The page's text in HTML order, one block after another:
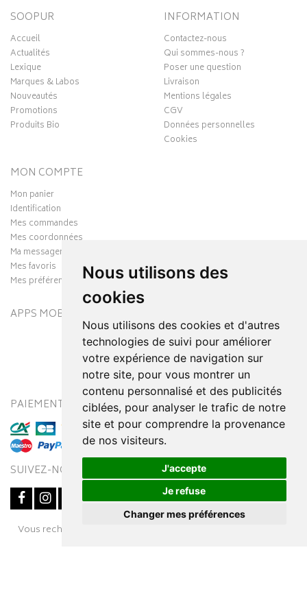
Nous utilisons des
cookies
Nous utilisons des cookies et d'autres
technologies de suivi pour améliorer
votre expérience de navigation sur
notre site, pour vous montrer un
contenu personnalisé et des publicités
ciblées, pour analyser le trafic de notre
site et pour comprendre la provenance
de nos visiteurs.
J'accepte
Je refuse
Changer mes préférences
SOOPUR
Accueil
Actualités
Lexique
Marques & Labos
Nouveautés
Promotions
Produits Bio
INFORMATION
Contactez-nous
Qui sommes-nous ?
Poser une question
Livraison
Mentions légales
CGV
Données personnelles
Cookies
MON COMPTE
Mon panier
Identification
Mes commandes
Mes coordonnées
Ma messagerie
Mes favoris
Mes préférences Cookies
APPS MOBILES
PAIEMENT SÉCURISÉ MODES DE LIVRAISON
SUIVEZ-NOUS SUR
Vous recherchez un médicament ? Découvrez la pharmacie en